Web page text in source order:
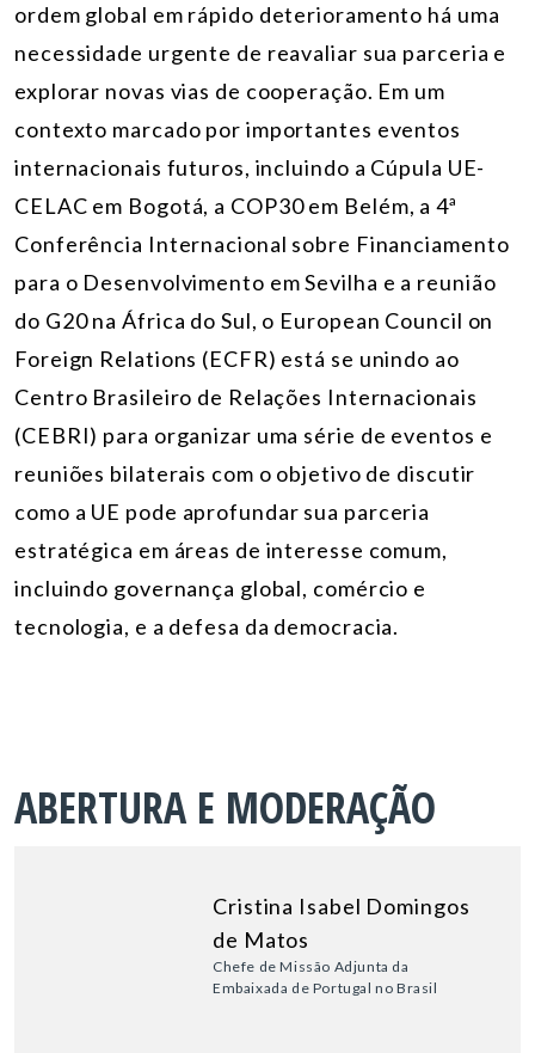
ordem global em rápido deterioramento há uma
necessidade urgente de reavaliar sua parceria e
explorar novas vias de cooperação. Em um
contexto marcado por importantes eventos
internacionais futuros, incluindo a Cúpula UE-
CELAC em Bogotá, a COP30 em Belém, a 4ª
Conferência Internacional sobre Financiamento
para o Desenvolvimento em Sevilha e a reunião
do G20 na África do Sul, o European Council on
Foreign Relations (ECFR) está se unindo ao
Centro Brasileiro de Relações Internacionais
(CEBRI) para organizar uma série de eventos e
reuniões bilaterais com o objetivo de discutir
como a UE pode aprofundar sua parceria
estratégica em áreas de interesse comum,
incluindo governança global, comércio e
tecnologia, e a defesa da democracia.
ABERTURA E MODERAÇÃO
Cristina Isabel Domingos
de Matos
Chefe de Missão Adjunta da
Embaixada de Portugal no Brasil